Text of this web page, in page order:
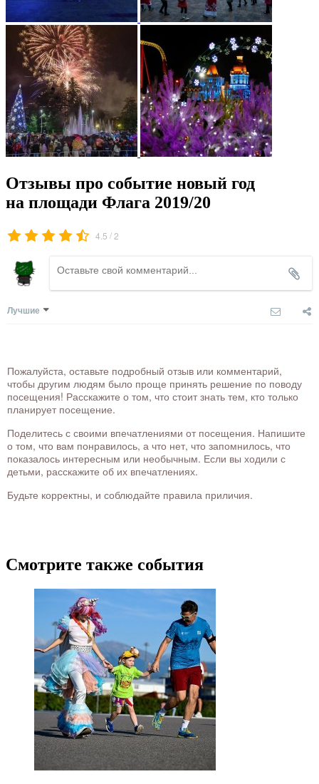
Отзывы про событие новый год
на площади Флага 2019/20
4.5 /2
Лучшие
Пожалуйста, оставьте подробный отзыв или комментарий,
чтобы другим людям было проще принять решение по поводу
посещения! Расскажите о том, что стоит знать тем, кто только
планирует посещение.
Поделитесь с своими впечатлениями от посещения. Напишите
о том, что вам понравилось, а что нет, что запомнилось, что
показалось интересным или необычным. Если вы ходили с
детьми, расскажите об их впечатлениях.
Будьте корректны, и соблюдайте правила приличия.
Смотрите также события